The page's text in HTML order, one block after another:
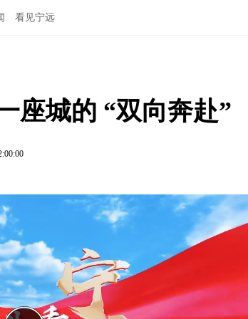
看见宁远
座城的 “双向奔赴”